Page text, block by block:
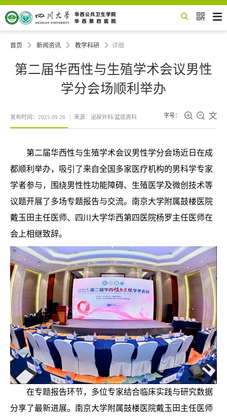
 
首页  新闻资讯  教学科研  详细
第二届华西性与生殖学术会议男性
学分会场顺利举办
发布时间：2025.09.26 来源：泌尿外科/盆底男科 字号：   
第二届华西性与生殖学术会议男性学分会场近日在成
都顺利举办，吸引了来自全国多家医疗机构的男科学专家
学者参与，围绕男性性功能障碍、生殖医学及微创技术等
议题开展了多场专题报告与交流。南京大学附属鼓楼医院
戴玉田主任医师、四川大学华西第四医院杨罗主任医师在
会上相继致辞。
在专题报告环节，多位专家结合临床实践与研究数据
分享了最新进展。南京大学附属鼓楼医院戴玉田主任医师